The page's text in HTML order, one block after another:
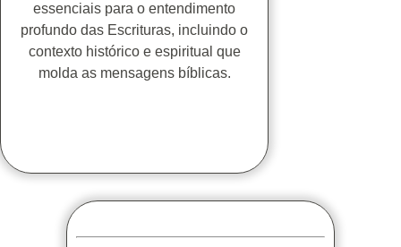
essenciais para o entendimento
profundo das Escrituras, incluindo o
contexto histórico e espiritual que
molda as mensagens bíblicas.